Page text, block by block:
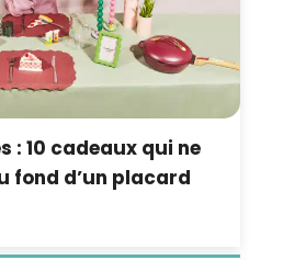
: 10 cadeaux qui ne
fond d’un placard